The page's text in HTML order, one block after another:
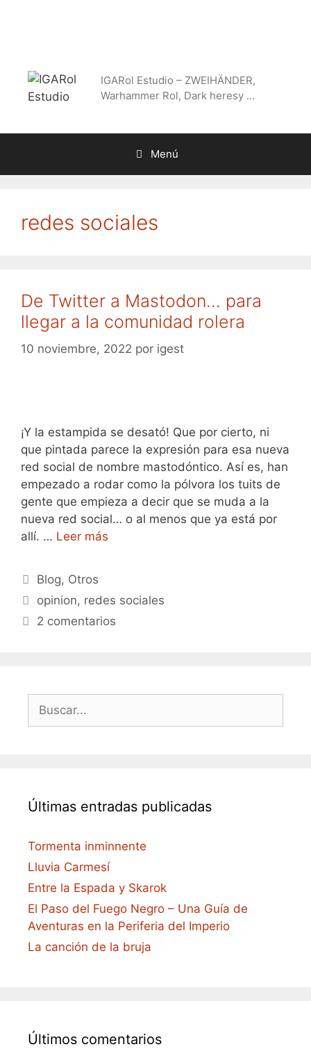
IGARol Estudio – ZWEIHÄNDER,
Warhammer Rol, Dark heresy …
Menú
redes sociales
De Twitter a Mastodon… para
llegar a la comunidad rolera
10 noviembre, 2022 por igest
¡Y la estampida se desató! Que por cierto, ni
que pintada parece la expresión para esa nueva
red social de nombre mastodóntico. Así es, han
empezado a rodar como la pólvora los tuits de
gente que empieza a decir que se muda a la
nueva red social… o al menos que ya está por
allí. … Leer más
Categorías
Blog, Otros
Etiquetas
opinion, redes sociales
2 comentarios
Últimas entradas publicadas
Tormenta inminnente
Lluvia Carmesí
Entre la Espada y Skarok
El Paso del Fuego Negro – Una Guía de
Aventuras en la Periferia del Imperio
La canción de la bruja
Últimos comentarios